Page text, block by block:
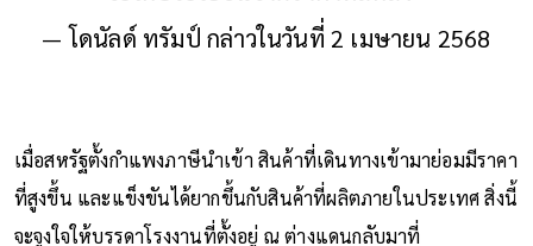
— โดนัลด์ ทรัมป์ กล่าวในวันที่ 2 เมษายน 2568
เมื่อสหรัฐตั้งกำแพงภาษีนำเข้า สินค้าที่เดินทางเข้ามาย่อมมีราคา
ที่สูงขึ้น และแข็งขันได้ยากขึ้นกับสินค้าที่ผลิตภายในประเทศ สิ่งนี้
จะจูงใจให้บรรดาโรงงานที่ตั้งอยู่ ณ ต่างแดนกลับมาที่